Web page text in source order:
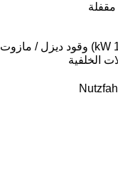
وقود ديزل / مازوت
الخلفية